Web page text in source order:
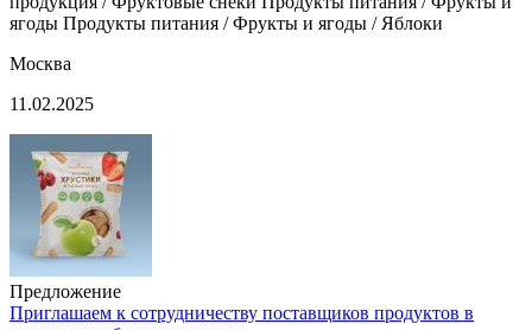
ягоды Продукты питания / Фрукты и ягоды / Яблоки
Москва
11.02.2025
Предложение
Приглашаем к сотрудничеству поставщиков продуктов в